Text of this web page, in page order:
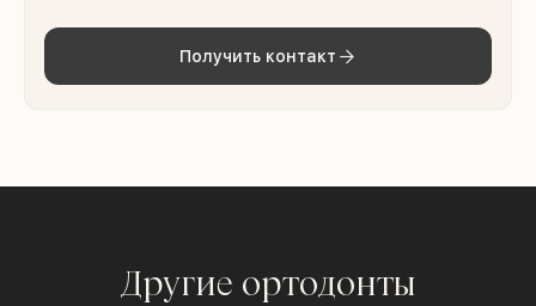
Получить контакт
Другие ортодонты